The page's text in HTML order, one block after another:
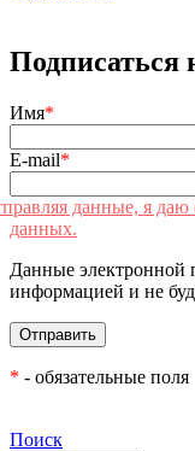
Подписаться
Имя*
E-mail*
данные, я даю
данных.
Данные электронной
информацией и не
* - обязательные поля
Поиск